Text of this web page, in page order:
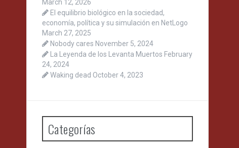
March 12, 2026
El equilibrio biológico en la sociedad,
economía, política y su simulación en NetLogo
March 27, 2025
Nobody cares November 5, 2024
La Leyenda de los Levanta Muertos February
24, 2024
Waking dead October 4, 2023
Categorías